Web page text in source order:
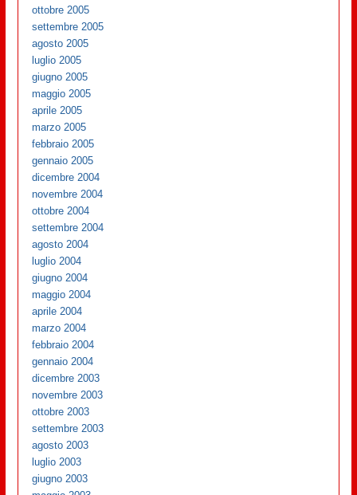
ottobre 2005
settembre 2005
agosto 2005
luglio 2005
giugno 2005
maggio 2005
aprile 2005
marzo 2005
febbraio 2005
gennaio 2005
dicembre 2004
novembre 2004
ottobre 2004
settembre 2004
agosto 2004
luglio 2004
giugno 2004
maggio 2004
aprile 2004
marzo 2004
febbraio 2004
gennaio 2004
dicembre 2003
novembre 2003
ottobre 2003
settembre 2003
agosto 2003
luglio 2003
giugno 2003